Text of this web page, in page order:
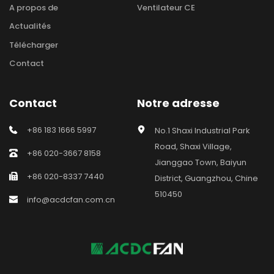
A propos de
Actualités
Télécharger
Contact
Ventilateur CE
Contact
+86 183 1666 5997
+86 020-3667 8158
+86 020-8337 7440
info@acdcfan.com.cn
Notre adresse
No.1 Shaxi Industrial Park
Road, Shaxi Village,
Jianggao Town, Baiyun
District, Guangzhou, Chine
510450